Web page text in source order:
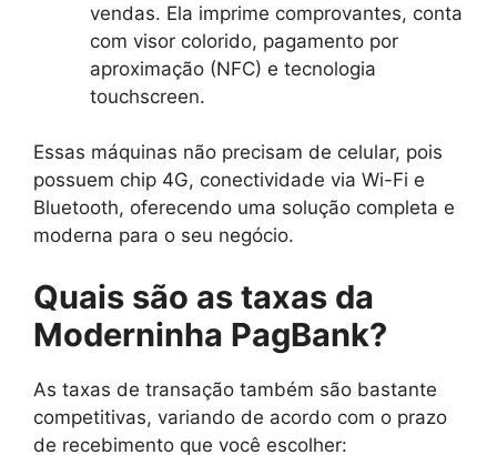
vendas. Ela imprime comprovantes, conta
com visor colorido, pagamento por
aproximação (NFC) e tecnologia
touchscreen.
Essas máquinas não precisam de celular, pois
possuem chip 4G, conectividade via Wi-Fi e
Bluetooth, oferecendo uma solução completa e
moderna para o seu negócio.
Quais são as taxas da
Moderninha PagBank?
As taxas de transação também são bastante
competitivas, variando de acordo com o prazo
de recebimento que você escolher: